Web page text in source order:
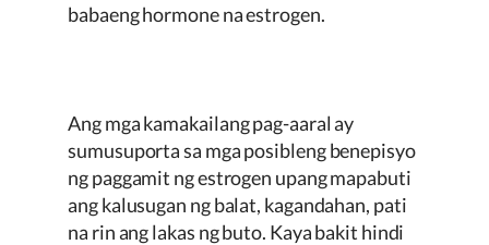
babaeng hormone na estrogen.
Ang mga kamakailang pag-aaral ay
sumusuporta sa mga posibleng benepisyo
ng paggamit ng estrogen upang mapabuti
ang kalusugan ng balat, kagandahan, pati
na rin ang lakas ng buto. Kaya bakit hindi